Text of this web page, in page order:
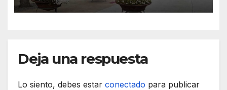
Deja una respuesta
Lo siento, debes estar conectado para publicar